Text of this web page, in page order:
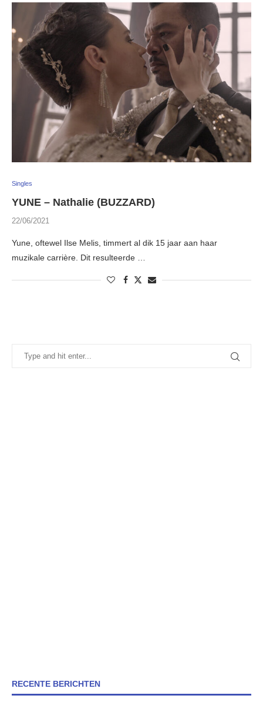
Singles
YUNE – Nathalie (BUZZARD)
22/06/2021
Yune, oftewel Ilse Melis, timmert al dik 15 jaar aan haar
muzikale carrière. Dit resulteerde …
RECENTE BERICHTEN